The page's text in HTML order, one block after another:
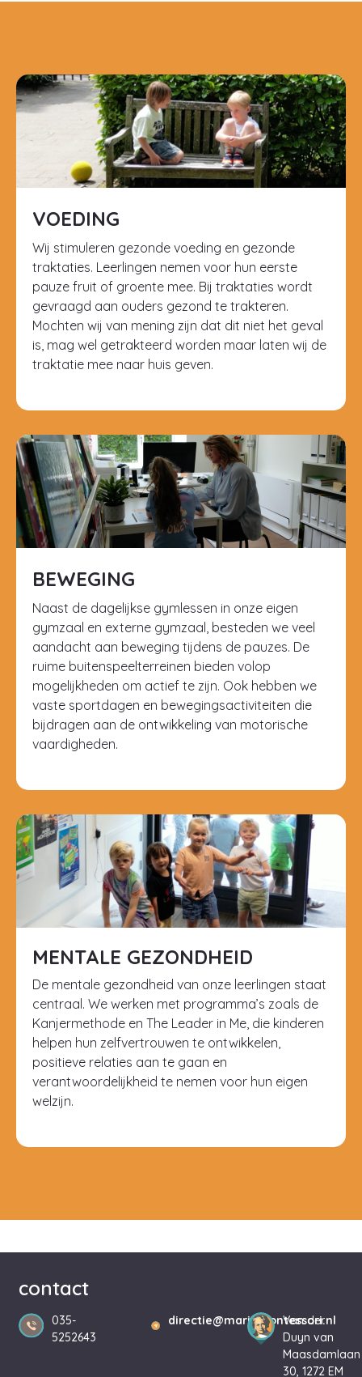
VOEDING
Wij stimuleren gezonde voeding en gezonde
traktaties. Leerlingen nemen voor hun eerste
pauze fruit of groente mee. Bij traktaties wordt
gevraagd aan ouders gezond te trakteren.
Mochten wij van mening zijn dat dit niet het geval
is, mag wel getrakteerd worden maar laten wij de
traktatie mee naar huis geven.
BEWEGING
Naast de dagelijkse gymlessen in onze eigen
gymzaal en externe gymzaal, besteden we veel
aandacht aan beweging tijdens de pauzes. De
ruime buitenspeelterreinen bieden volop
mogelijkheden om actief te zijn. Ook hebben we
vaste sportdagen en bewegingsactiviteiten die
bijdragen aan de ontwikkeling van motorische
vaardigheden.
MENTALE GEZONDHEID
De mentale gezondheid van onze leerlingen staat
centraal. We werken met programma’s zoals de
Kanjermethode en The Leader in Me, die kinderen
helpen hun zelfvertrouwen te ontwikkelen,
positieve relaties aan te gaan en
verantwoordelijkheid te nemen voor hun eigen
welzijn.
contact
035-
5252643
directie@mariamontessori.nl
Van der
Duyn van
Maasdamlaan
30, 1272 EM